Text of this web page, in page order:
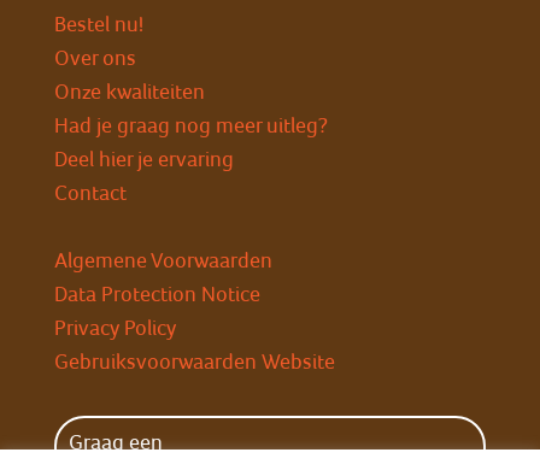
Bestel nu!
Over ons
Onze kwaliteiten
Had je graag nog meer uitleg?
Deel hier je ervaring
Contact
Algemene Voorwaarden
Data Protection Notice
Privacy Policy
Gebruiksvoorwaarden Website
Graag een